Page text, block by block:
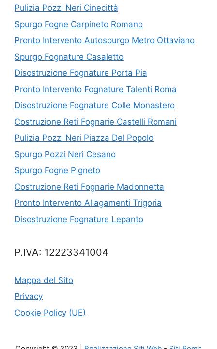
Pulizia Pozzi Neri Cinecittà
Spurgo Fogne Carpineto Romano
Pronto Intervento Autospurgo Metro Ottaviano
Spurgo Fognature Casaletto
Disostruzione Fognature Porta Pia
Pronto Intervento Fognature Talenti Roma
Disostruzione Fognature Colle Monastero
Costruzione Reti Fognarie Castelli Romani
Pulizia Pozzi Neri Piazza Del Popolo
Spurgo Pozzi Neri Cesano
Spurgo Fogne Pigneto
Costruzione Reti Fognarie Madonnetta
Pronto Intervento Allagamenti Trigoria
Disostruzione Fognature Lepanto
P.IVA: 12223341004
Mappa del Sito
Privacy
Cookie Policy (UE)